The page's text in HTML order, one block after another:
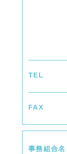
TEL
FAX
事務組合名